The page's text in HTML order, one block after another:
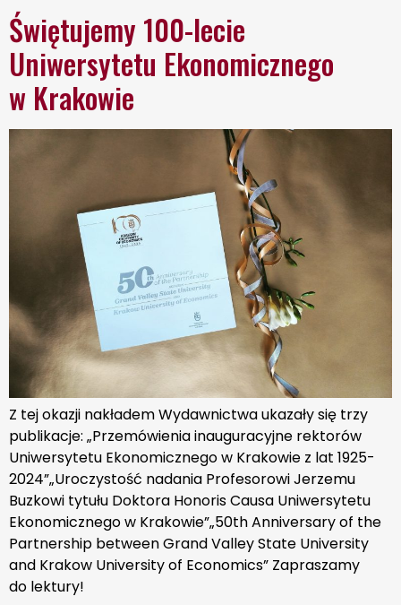
Świętujemy 100-lecie
Uniwersytetu Ekonomicznego
w Krakowie
Z tej okazji nakładem Wydawnictwa ukazały się trzy
publikacje: „Przemówienia inauguracyjne rektorów
Uniwersytetu Ekonomicznego w Krakowie z lat 1925-
2024”„Uroczystość nadania Profesorowi Jerzemu
Buzkowi tytułu Doktora Honoris Causa Uniwersytetu
Ekonomicznego w Krakowie”„50th Anniversary of the
Partnership between Grand Valley State University
and Krakow University of Economics” Zapraszamy
do lektury!